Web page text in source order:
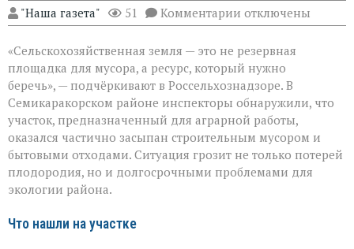
"Наша газета" 51 Комментарии к
записи
не
должна
превращаться
в
свалку»:
в
Семикаракорском
районе
захламили
сельхозугодья
отключены
«Сельскохозяйственная земля — это не резервная
площадка для мусора, а ресурс, который нужно
беречь», — подчёркивают в Россельхознадзоре. В
Семикаракорском районе инспекторы обнаружили, что
участок, предназначенный для аграрной работы,
оказался частично засыпан строительным мусором и
бытовыми отходами. Ситуация грозит не только потерей
плодородия, но и долгосрочными проблемами для
экологии района.
Что нашли на участке